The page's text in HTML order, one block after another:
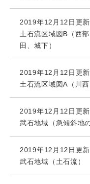
2019年12月12日更新
土石流区域図B（西
田、城下）
2019年12月12日更新
土石流区域図A（川
2019年12月12日更新
武石地域（急傾斜地
2019年12月12日更新
武石地域（土石流）